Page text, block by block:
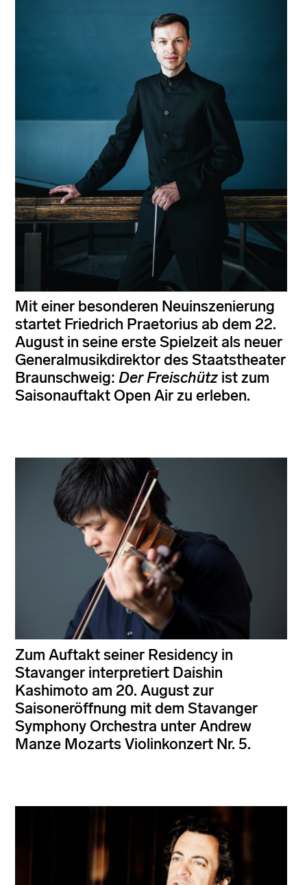
Mit einer besonderen Neuinszenierung
startet Friedrich Praetorius ab dem 22.
August in seine erste Spielzeit als neuer
Generalmusikdirektor des Staatstheater
Braunschweig: Der Freischütz ist zum
Saisonauftakt Open Air zu erleben.
Zum Auftakt seiner Residency in
Stavanger interpretiert Daishin
Kashimoto am 20. August zur
Saisoneröffnung mit dem Stavanger
Symphony Orchestra unter Andrew
Manze Mozarts Violinkonzert Nr. 5.